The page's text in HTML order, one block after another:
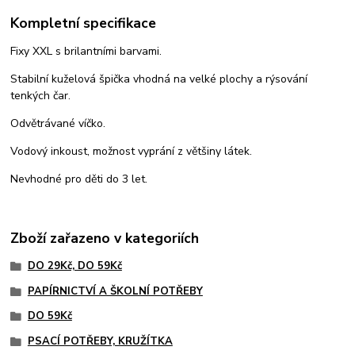
Kompletní specifikace
Fixy XXL s brilantními barvami.
Stabilní kuželová špička vhodná na velké plochy a rýsování
tenkých čar.
Odvětrávané víčko.
Vodový inkoust, možnost vyprání z většiny látek.
Nevhodné pro děti do 3 let.
Zboží zařazeno v kategoriích
DO 29Kč, DO 59Kč
PAPÍRNICTVÍ A ŠKOLNÍ POTŘEBY
DO 59Kč
PSACÍ POTŘEBY, KRUŽÍTKA